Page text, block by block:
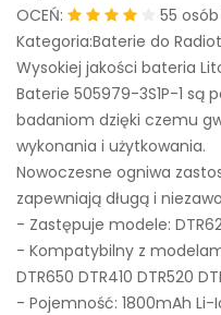
OCEŃ:
55 osób
Kategoria:Baterie do
Wysokiej jakości bateria
Baterie 505979-3S1P-1
badaniom dzięki czemu
wykonania i użytkowania.
Nowoczesne ogniwa
zapewniają długą i
- Zastępuje modele:
- Kompatybilny z
DTR650 DTR410 DTR520
- Pojemność: 1800mAh Li-